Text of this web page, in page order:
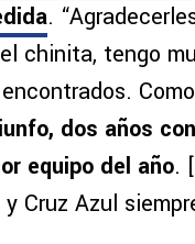
.
chinita, tengo
dos años
equipo del año.
Cruz Azul